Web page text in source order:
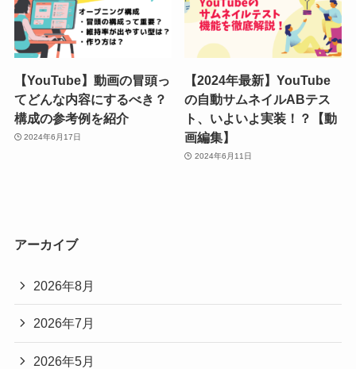
【YouTube】動画の冒頭っ
てどんな内容にするべき？
構成の参考例を紹介
2024年6月17日
【2024年最新】YouTube
の自動サムネイルABテス
ト、いよいよ実装！？【動
画編集】
2024年6月11日
アーカイブ
2026年8月
2026年7月
2026年5月